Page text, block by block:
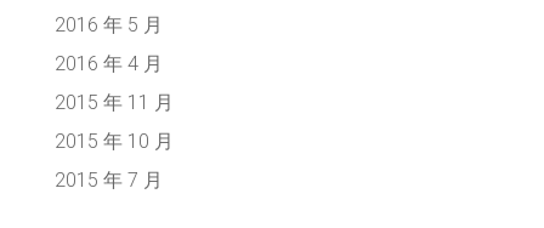
2016 年 5 月
2016 年 4 月
2015 年 11 月
2015 年 10 月
2015 年 7 月